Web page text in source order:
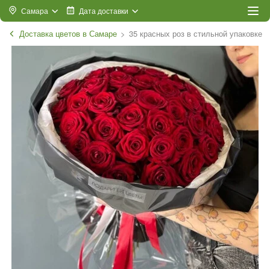
Самара Дата доставки
Доставка цветов в Самаре 35 красных роз в стильной упаковке